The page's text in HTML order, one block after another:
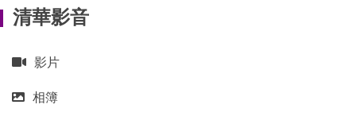
清華影音
影片
相簿